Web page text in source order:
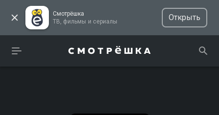
Смотрёшка
ТВ, фильмы и сериалы
Открыть